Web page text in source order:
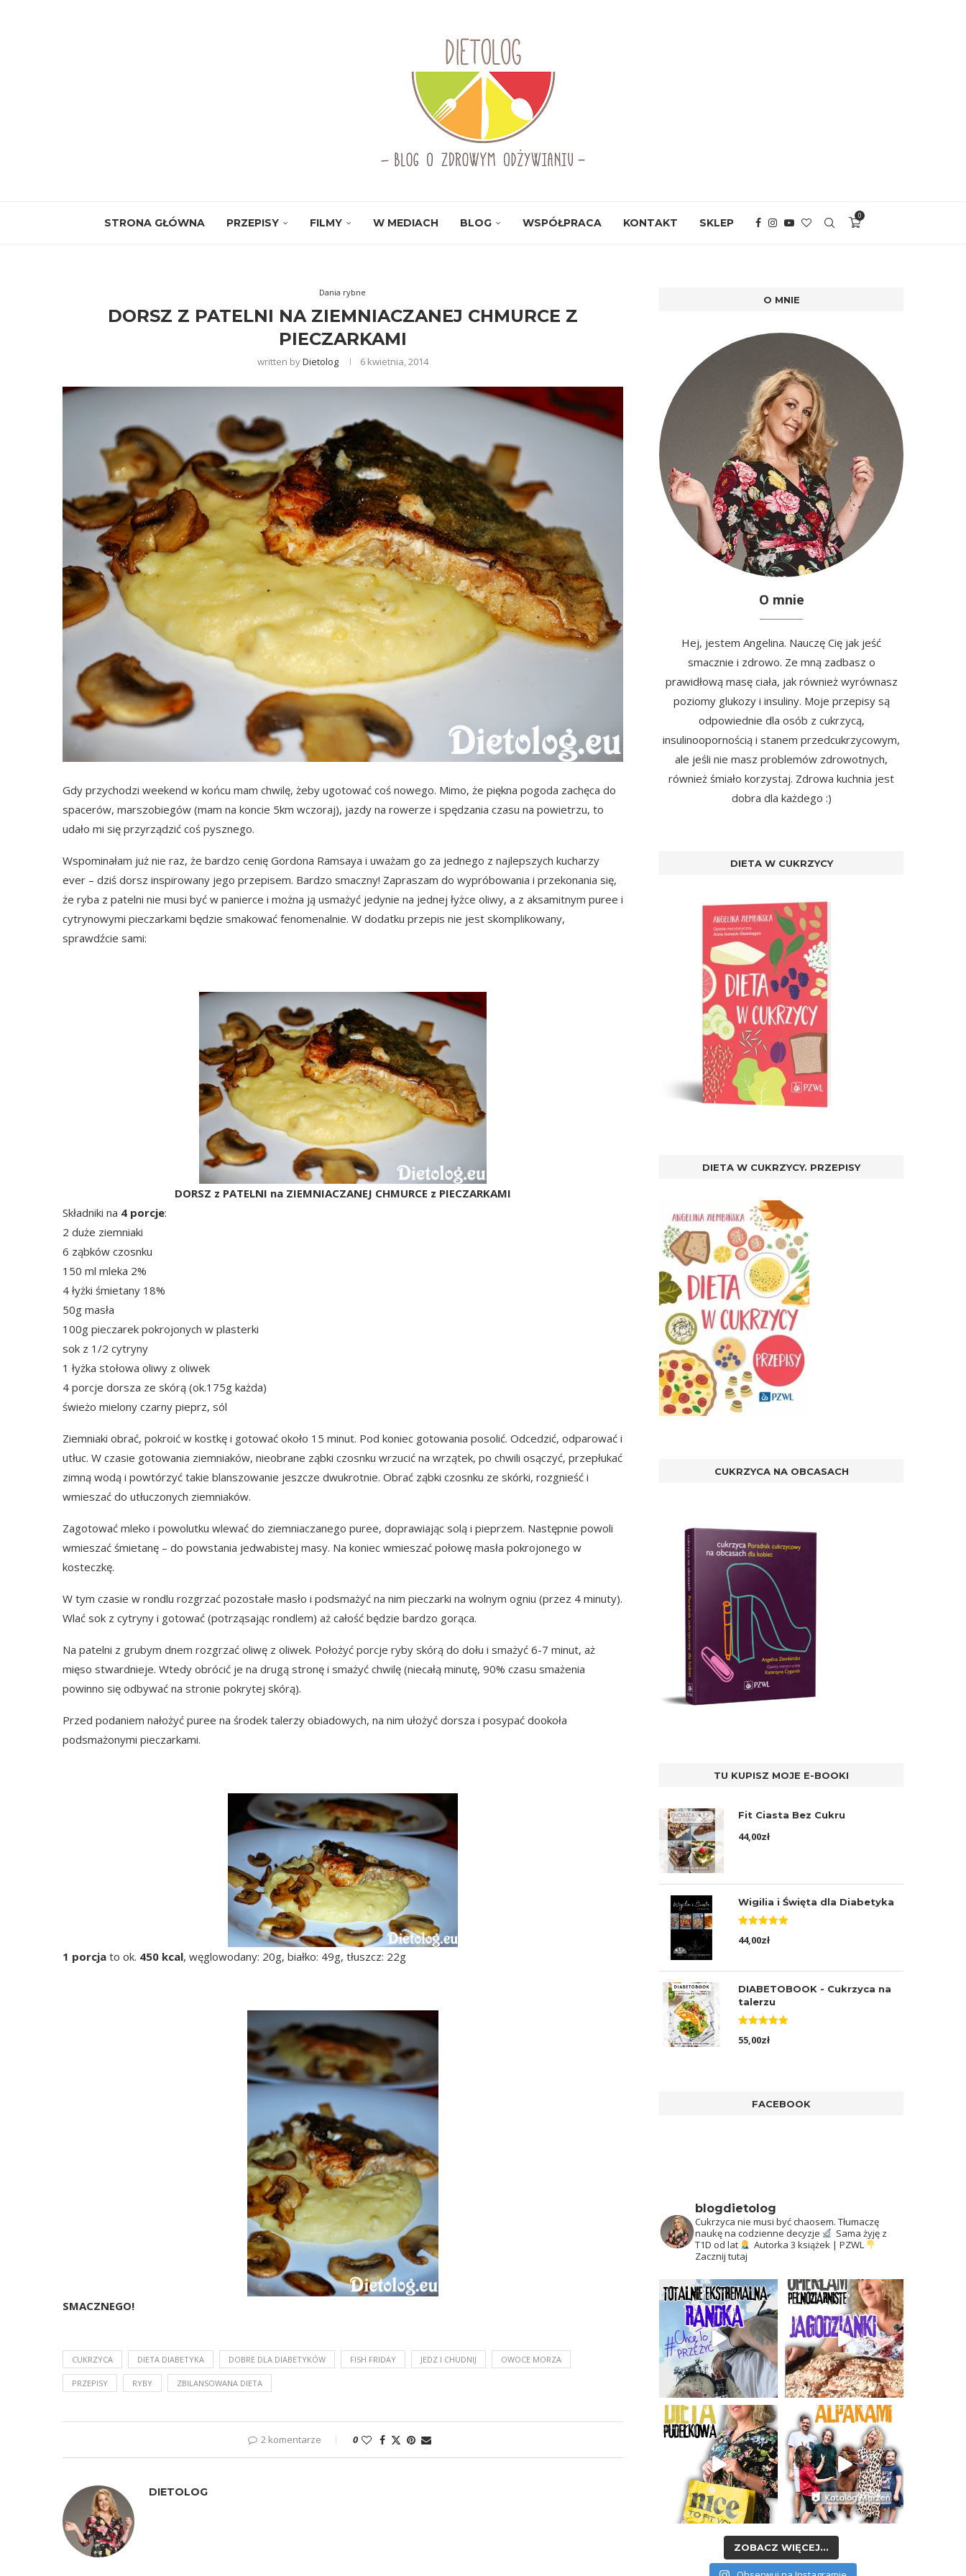
STRONA GŁÓWNA PRZEPISY FILMY W MEDIACH BLOG WSPÓŁPRACA KONTAKT SKLEP
0
Dania rybne
DORSZ Z PATELNI NA ZIEMNIACZANEJ CHMURCE Z
PIECZARKAMI
written byDietolog 6 kwietnia, 2014
Gdy przychodzi weekend w końcu mam chwilę, żeby ugotować coś nowego. Mimo, że piękna pogoda zachęca do
spacerów, marszobiegów (mam na koncie 5km wczoraj), jazdy na rowerze i spędzania czasu na powietrzu, to
udało mi się przyrządzić coś pysznego.
Wspominałam już nie raz, że bardzo cenię Gordona Ramsaya i uważam go za jednego z najlepszych kucharzy
ever – dziś dorsz inspirowany jego przepisem. Bardzo smaczny! Zapraszam do wypróbowania i przekonania się,
że ryba z patelni nie musi być w panierce i można ją usmażyć jedynie na jednej łyżce oliwy, a z aksamitnym puree i
cytrynowymi pieczarkami będzie smakować fenomenalnie. W dodatku przepis nie jest skomplikowany,
sprawdźcie sami:
DORSZ z PATELNI na ZIEMNIACZANEJ CHMURCE z PIECZARKAMI
Składniki na 4 porcje:
2 duże ziemniaki
6 ząbków czosnku
150 ml mleka 2%
4 łyżki śmietany 18%
50g masła
100g pieczarek pokrojonych w plasterki
sok z 1/2 cytryny
1 łyżka stołowa oliwy z oliwek
4 porcje dorsza ze skórą (ok.175g każda)
świeżo mielony czarny pieprz, sól
Ziemniaki obrać, pokroić w kostkę i gotować około 15 minut. Pod koniec gotowania posolić. Odcedzić, odparować i
utłuc. W czasie gotowania ziemniaków, nieobrane ząbki czosnku wrzucić na wrzątek, po chwili osączyć, przepłukać
zimną wodą i powtórzyć takie blanszowanie jeszcze dwukrotnie. Obrać ząbki czosnku ze skórki, rozgnieść i
wmieszać do utłuczonych ziemniaków.
Zagotować mleko i powolutku wlewać do ziemniaczanego puree, doprawiając solą i pieprzem. Następnie powoli
wmieszać śmietanę – do powstania jedwabistej masy. Na koniec wmieszać połowę masła pokrojonego w
kosteczkę.
W tym czasie w rondlu rozgrzać pozostałe masło i podsmażyć na nim pieczarki na wolnym ogniu (przez 4 minuty).
Wlać sok z cytryny i gotować (potrząsając rondlem) aż całość będzie bardzo gorąca.
Na patelni z grubym dnem rozgrzać oliwę z oliwek. Położyć porcje ryby skórą do dołu i smażyć 6-7 minut, aż
mięso stwardnieje. Wtedy obrócić je na drugą stronę i smażyć chwilę (niecałą minutę, 90% czasu smażenia
powinno się odbywać na stronie pokrytej skórą).
Przed podaniem nałożyć puree na środek talerzy obiadowych, na nim ułożyć dorsza i posypać dookoła
podsmażonymi pieczarkami.
1 porcja to ok. 450 kcal, węglowodany: 20g, białko: 49g, tłuszcz: 22g
SMACZNEGO!
CUKRZYCA DIETA DIABETYKA DOBRE DLA DIABETYKÓW FISH FRIDAY JEDZ I CHUDNIJ OWOCE MORZA
PRZEPISY RYBY ZBILANSOWANA DIETA
2 komentarze 0
DIETOLOG
O MNIE
O mnie
Hej, jestem Angelina. Nauczę Cię jak jeść
smacznie i zdrowo. Ze mną zadbasz o
prawidłową masę ciała, jak również wyrównasz
poziomy glukozy i insuliny. Moje przepisy są
odpowiednie dla osób z cukrzycą,
insulinoopornością i stanem przedcukrzycowym,
ale jeśli nie masz problemów zdrowotnych,
również śmiało korzystaj. Zdrowa kuchnia jest
dobra dla każdego :)
DIETA W CUKRZYCY
DIETA W CUKRZYCY. PRZEPISY
CUKRZYCA NA OBCASACH
TU KUPISZ MOJE E-BOOKI
Fit Ciasta Bez Cukru
44,00zł
Wigilia i Święta dla Diabetyka
5.00na 5
44,00zł
DIABETOBOOK - Cukrzyca na
talerzu
5.00na 5
55,00zł
FACEBOOK
blogdietolog
Cukrzyca nie musi być chaosem. Tłumaczę
naukę na codzienne decyzje
Sama żyję z
T1D od lat
Autorka 3 książek | PZWL
Zacznij tutaj
ZOBACZ WIĘCEJ...